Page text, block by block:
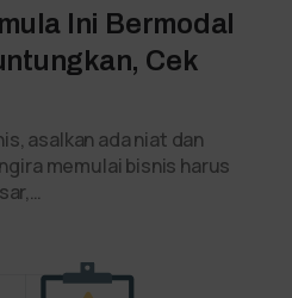
Ini Bermodal
Cek
asalkan ada niat dan
memulai bisnis harus